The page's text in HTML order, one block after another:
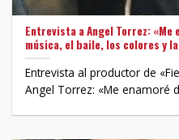
Entrevista a Angel Torrez: «Me
música, el baile, los colores y
Entrevista al productor de
Angel Torrez: «Me enamoré